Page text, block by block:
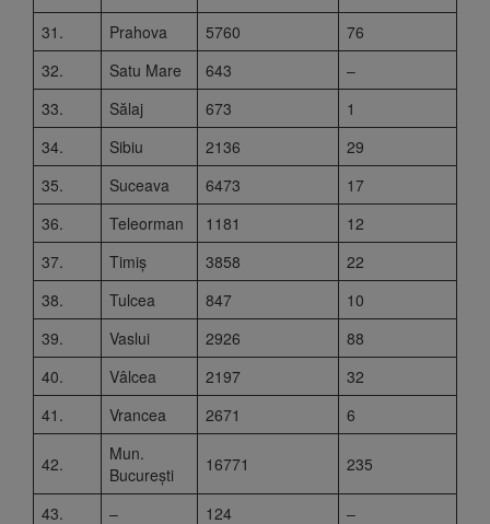
31.
Prahova 5760
76
32.
Satu Mare 643
–
33.
Sălaj 673
1
34.
Sibiu 2136
29
35.
Suceava 6473
17
36.
Teleorman 1181
12
37.
Timiș 3858
22
38.
Tulcea 847
10
39.
Vaslui 2926
88
40.
Vâlcea 2197
32
41.
Vrancea 2671 6
42.
Mun.
București
16771 235
43. – 124
–